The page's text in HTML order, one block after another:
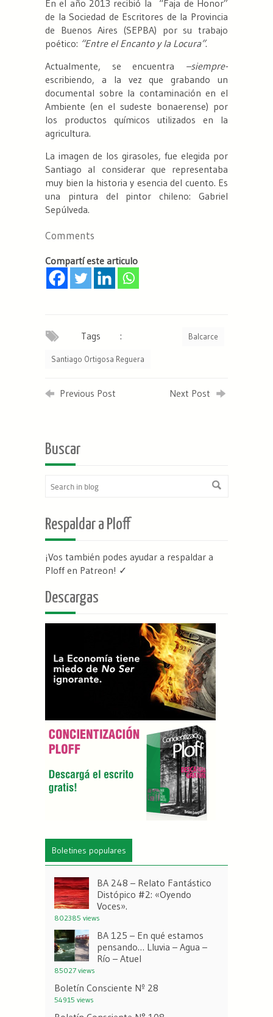
En el año 2013 recibió la “Faja de Honor”
de la Sociedad de Escritores de la Provincia
de Buenos Aires (SEPBA) por su trabajo
poético: “Entre el Encanto y la Locura”.
Actualmente, se encuentra –siempre-
escribiendo, a la vez que grabando un
documental sobre la contaminación en el
Ambiente (en el sudeste bonaerense) por
los productos químicos utilizados en la
agricultura.
La imagen de los girasoles, fue elegida por
Santiago al considerar que representaba
muy bien la historia y esencia del cuento. Es
una pintura del pintor chileno: Gabriel
Sepúlveda.
Comments
Compartí este articulo
Tags : Balcarce
Santiago Ortigosa Reguera
Previous Post Next Post
Buscar
Respaldar a Ploff
¡Vos también podes ayudar a respaldar a
Ploff en Patreon! ✓
Descargas
Boletines populares
BA 248 – Relato Fantástico
Distópico #2: «Oyendo
Voces».
802385 views
BA 125 – En qué estamos
pensando… Lluvia – Agua –
Río – Atuel
85027 views
Boletín Consciente Nº 28
54915 views